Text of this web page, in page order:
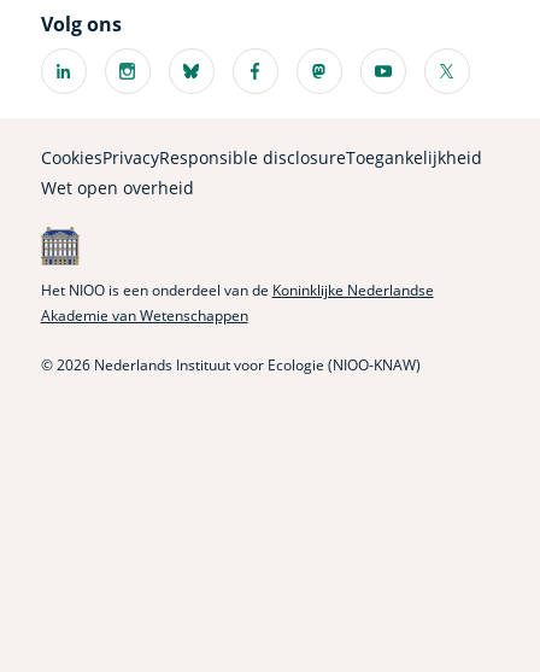
Volg ons
Linkedin
(externe
Instagram
(externe
Bluesky
(externe
Facebook
(externe
Mastodon
(externe
Youtube
(externe
X
(externe
CookiesPrivacyResponsible disclosureToegankelijkheid
Wet open overheid
Het NIOO is een onderdeel van de Koninklijke Nederlandse
Akademie van Wetenschappen
© 2026 Nederlands Instituut voor Ecologie (NIOO-KNAW)